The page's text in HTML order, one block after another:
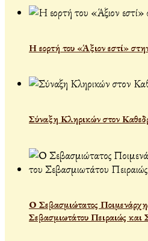
Η εορτή του «Άξιον εστί»
Σύναξη Κληρικών στον
Ο Σεβασμιώτατος
Σεβασμιωτάτου Πειραιώς και